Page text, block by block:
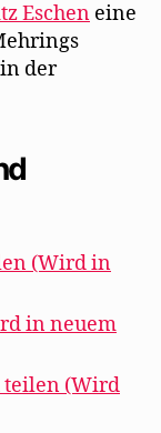
Eschen eine
der
(Wird in
in neuem
teilen (Wird